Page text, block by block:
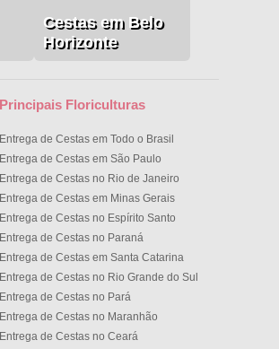
Cestas em Belo
Horizonte
Principais Floriculturas
Entrega de Cestas em Todo o Brasil
Entrega de Cestas em São Paulo
Entrega de Cestas no Rio de Janeiro
Entrega de Cestas em Minas Gerais
Entrega de Cestas no Espírito Santo
Entrega de Cestas no Paran
Entrega de Cestas em Santa Catarina
Entrega de Cestas no Rio Grande do Sul
Entrega de Cestas no Par
Entrega de Cestas no Maranhão
Entrega de Cestas no Cear